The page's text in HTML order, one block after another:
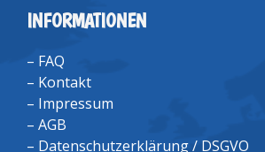
INFORMATIONEN
– FAQ
– Kontakt
– Impressum
– AGB
– Datenschutzerklärung / DSGVO